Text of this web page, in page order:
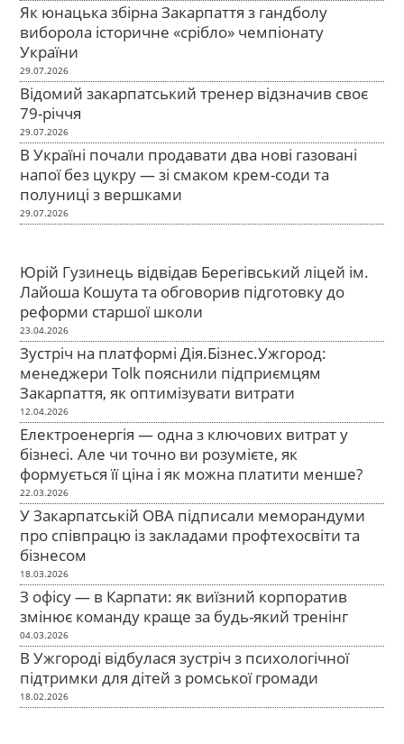
Як юнацька збірна Закарпаття з гандболу
виборола історичне «срібло» чемпіонату
України
29.07.2026
Відомий закарпатський тренер відзначив своє
79-річчя
29.07.2026
В Україні почали продавати два нові газовані
напої без цукру — зі смаком крем-соди та
полуниці з вершками
29.07.2026
Юрій Гузинець відвідав Берегівський ліцей ім.
Лайоша Кошута та обговорив підготовку до
реформи старшої школи
23.04.2026
Зустріч на платформі Дія.Бізнес.Ужгород:
менеджери Tolk пояснили підприємцям
Закарпаття, як оптимізувати витрати
12.04.2026
Електроенергія — одна з ключових витрат у
бізнесі. Але чи точно ви розумієте, як
формується її ціна і як можна платити менше?
22.03.2026
У Закарпатській ОВА підписали меморандуми
про співпрацю із закладами профтехосвіти та
бізнесом
18.03.2026
З офісу — в Карпати: як виїзний корпоратив
змінює команду краще за будь-який тренінг
04.03.2026
В Ужгороді відбулася зустріч з психологічної
підтримки для дітей з ромської громади
18.02.2026